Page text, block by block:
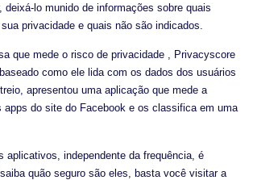
deixá-lo munido de informações sobre quais
privacidade e quais não são indicados.
que mede o risco de privacidade , Privacyscore
como ele lida com os dados dos usuários
apresentou uma aplicação que mede a
apps do site do Facebook e os classifica em uma
aplicativos, independente da frequência, é
quão seguro são eles, basta você visitar a